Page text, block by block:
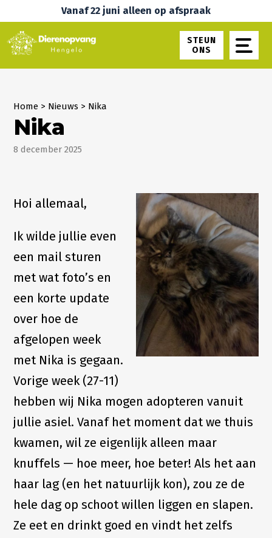
Home > Nieuws > Nika
Nika
8 december 2025
Hoi allemaal,
Ik wilde jullie even
een mail sturen
met wat foto’s en
een korte update
over hoe de
afgelopen week
met Nika is gegaan.
Vorige week (27-11)
hebben wij Nika mogen adopteren vanuit
jullie asiel. Vanaf het moment dat we thuis
kwamen, wil ze eigenlijk alleen maar
knuffels — hoe meer, hoe beter! Als het aan
haar lag (en het natuurlijk kon), zou ze de
hele dag op schoot willen liggen en slapen.
Ze eet en drinkt goed en vindt het zelfs
STEUN
ONS
Vanaf 22 juni alleen op afspraak